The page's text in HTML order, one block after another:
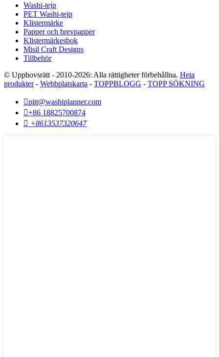
Washi-tejp
PET Washi-tejp
Klistermärke
Papper och brevpapper
Klistermärkesbok
Misil Craft Designs
Tillbehör
© Upphovsrätt - 2010-2026: Alla rättigheter förbehållna. Heta
produkter- Webbplatskarta - TOPPBLOGG - TOPP SÖKNING
pitt@washiplanner.com
+86 18825700874
 +8613537320647